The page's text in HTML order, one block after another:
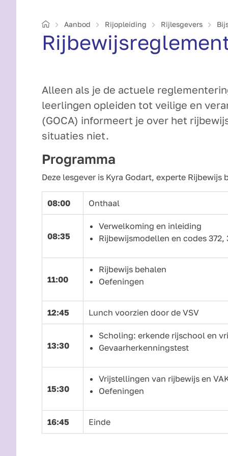
HomeAanbod Rijopleiding Rijlesgevers
Alleen als je de actuele
leerlingen opleiden tot veilige en
(GOCA) informeert je over het
situaties niet.
Programma
Deze lesgever is Kyra Godart, experte Rijbewijs
08:00 Onthaal
08:35
Verwelkoming en inleiding
Rijbewijsmodellen en codes 372,
11:00
Rijbewijs behalen
Oefeningen
12:45 Lunch voorzien door de VSV
13:30
Scholing: erkende rijschool en
Gevaarherkenningstest
15:30
Vrijstellingen van rijbewijs en
Oefeningen
16:45 Einde